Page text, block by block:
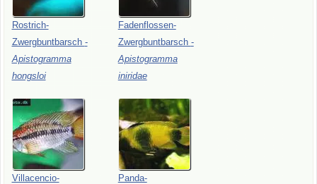
Rostrich-
Zwergbuntbarsch -
Apistogramma
hongsloi
Fadenflossen-
Zwergbuntbarsch -
Apistogramma
iniridae
Villacencio-
Panda-